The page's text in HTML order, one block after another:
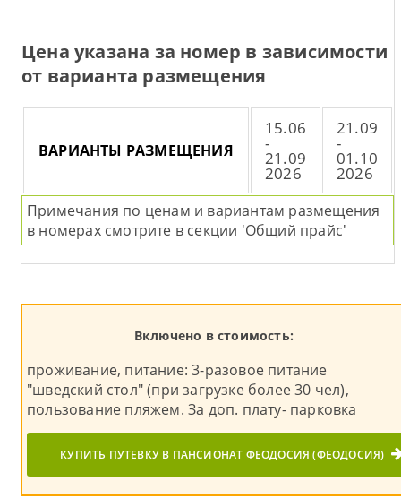
Цена указана за номер в зависимости
от варианта размещения
ВАРИАНТЫ РАЗМЕЩЕНИЯ
15.06
-
21.09
2026
21.09
-
01.10
2026
Примечания по ценам и вариантам размещения
в номерах смотрите в секции 'Общий прайс'
Включено в стоимость:
проживание, питание: 3-разовое питание
"шведский стол" (при загрузке более 30 чел),
пользование пляжем. За доп. плату- парковка
КУПИТЬ ПУТЕВКУ В ПАНСИОНАТ ФЕОДОСИЯ (ФЕОДОСИЯ)